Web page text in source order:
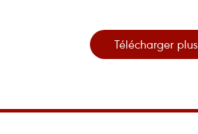
Télécharger plus